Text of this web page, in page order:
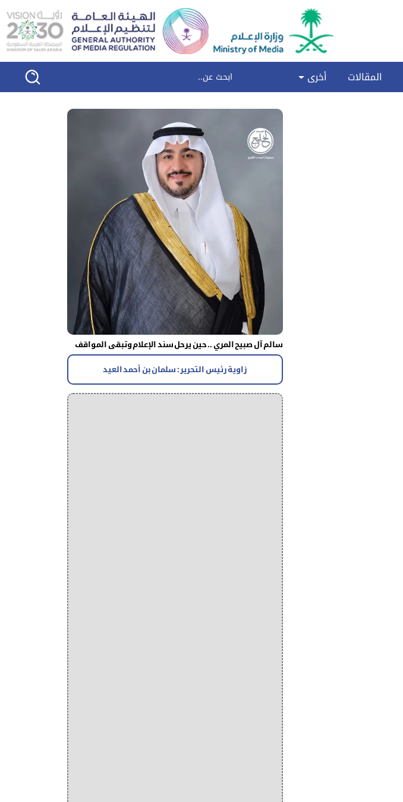
المقالات أخرى
سالم آل صبيح المري .. حين يرحل سند الإعلام وتبقى المواقف
زاوية رئيس التحرير : سلمان بن أحمد العيد